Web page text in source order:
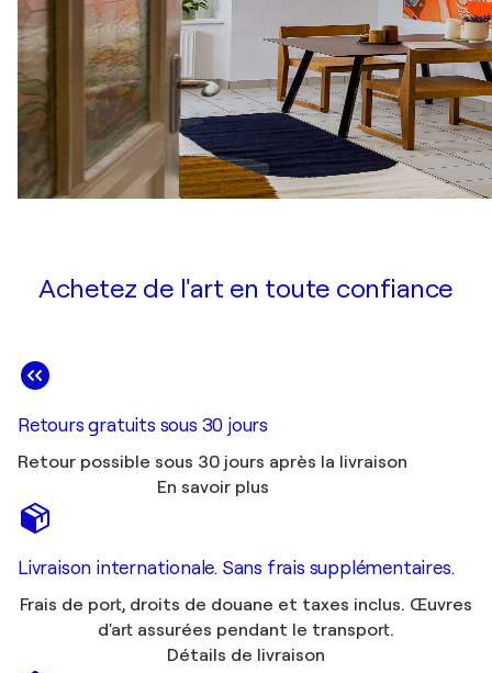
Achetez de l'art en toute confiance
Retours gratuits sous 30 jours
Retour possible sous 30 jours après la livraison
En savoir plus
Livraison internationale. Sans frais supplémentaires.
Frais de port, droits de douane et taxes inclus. Œuvres
d'art assurées pendant le transport.
Détails de livraison